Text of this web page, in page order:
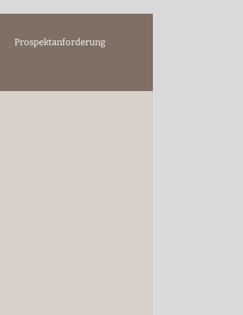
Prospektanforderung